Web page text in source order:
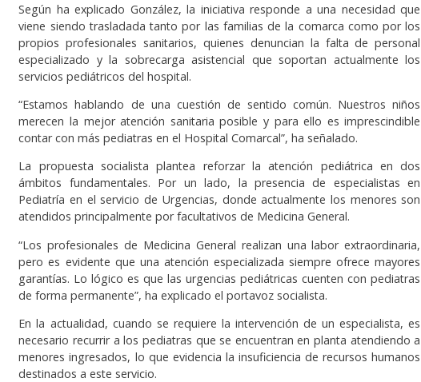
Según ha explicado González, la iniciativa responde a una necesidad que
viene siendo trasladada tanto por las familias de la comarca como por los
propios profesionales sanitarios, quienes denuncian la falta de personal
especializado y la sobrecarga asistencial que soportan actualmente los
servicios pediátricos del hospital.
“Estamos hablando de una cuestión de sentido común. Nuestros niños
merecen la mejor atención sanitaria posible y para ello es imprescindible
contar con más pediatras en el Hospital Comarcal”, ha señalado.
La propuesta socialista plantea reforzar la atención pediátrica en dos
ámbitos fundamentales. Por un lado, la presencia de especialistas en
Pediatría en el servicio de Urgencias, donde actualmente los menores son
atendidos principalmente por facultativos de Medicina General.
“Los profesionales de Medicina General realizan una labor extraordinaria,
pero es evidente que una atención especializada siempre ofrece mayores
garantías. Lo lógico es que las urgencias pediátricas cuenten con pediatras
de forma permanente”, ha explicado el portavoz socialista.
En la actualidad, cuando se requiere la intervención de un especialista, es
necesario recurrir a los pediatras que se encuentran en planta atendiendo a
menores ingresados, lo que evidencia la insuficiencia de recursos humanos
destinados a este servicio.